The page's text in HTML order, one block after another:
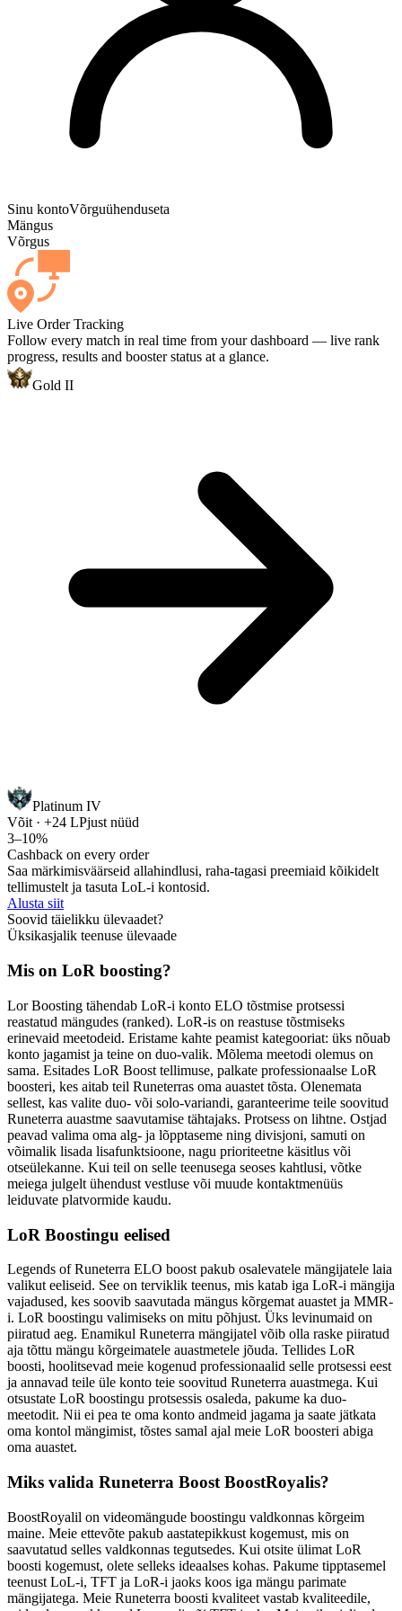
Sinu kontoVõrguühenduseta
Mängus
Võrgus
Live Order Tracking
Follow every match in real time from your dashboard — live rank
progress, results and booster status at a glance.
Gold II
Platinum IV
Võit · +24 LPjust nüüd
3–10%
Cashback on every order
Saa märkimisväärseid allahindlusi, raha-tagasi preemiaid kõikidelt
tellimustelt ja tasuta LoL-i kontosid.
Alusta siit
Soovid täielikku ülevaadet?
Üksikasjalik teenuse ülevaade
Mis on LoR boosting?
Lor Boosting tähendab LoR-i konto ELO tõstmise protsessi
reastatud mängudes (ranked). LoR-is on reastuse tõstmiseks
erinevaid meetodeid. Eristame kahte peamist kategooriat: üks nõuab
konto jagamist ja teine on duo-valik. Mõlema meetodi olemus on
sama. Esitades LoR Boost tellimuse, palkate professionaalse LoR
boosteri, kes aitab teil Runeterras oma auastet tõsta. Olenemata
sellest, kas valite duo- või solo-variandi, garanteerime teile soovitud
Runeterra auastme saavutamise tähtajaks. Protsess on lihtne. Ostjad
peavad valima oma alg- ja lõpptaseme ning divisjoni, samuti on
võimalik lisada lisafunktsioone, nagu prioriteetne käsitlus või
otseülekanne. Kui teil on selle teenusega seoses kahtlusi, võtke
meiega julgelt ühendust vestluse või muude kontaktmenüüs
leiduvate platvormide kaudu.
LoR Boostingu eelised
Legends of Runeterra ELO boost pakub osalevatele mängijatele laia
valikut eeliseid. See on terviklik teenus, mis katab iga LoR-i mängija
vajadused, kes soovib saavutada mängus kõrgemat auastet ja MMR-
i. LoR boostingu valimiseks on mitu põhjust. Üks levinumaid on
piiratud aeg. Enamikul Runeterra mängijatel võib olla raske piiratud
aja tõttu mängu kõrgeimatele auastmetele jõuda. Tellides LoR
boosti, hoolitsevad meie kogenud professionaalid selle protsessi eest
ja annavad teile üle konto teie soovitud Runeterra auastmega. Kui
otsustate LoR boostingu protsessis osaleda, pakume ka duo-
meetodit. Nii ei pea te oma konto andmeid jagama ja saate jätkata
oma kontol mängimist, tõstes samal ajal meie LoR boosteri abiga
oma auastet.
Miks valida Runeterra Boost BoostRoyalis?
BoostRoyalil on videomängude boostingu valdkonnas kõrgeim
maine. Meie ettevõte pakub aastatepikkust kogemust, mis on
saavutatud selles valdkonnas tegutsedes. Kui otsite ülimat LoR
boosti kogemust, olete selleks ideaalses kohas. Pakume tipptasemel
teenust LoL-i, TFT ja LoR-i jaoks koos iga mängu parimate
mängijatega. Meie Runeterra boosti kvaliteet vastab kvaliteedile,